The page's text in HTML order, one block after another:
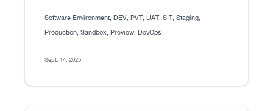
Software Environment, DEV, PVT, UAT, SIT, Staging,
Production, Sandbox, Preview, DevOps
Sept. 14, 2025